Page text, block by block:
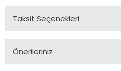
Taksit Seçenekleri
Önerileriniz